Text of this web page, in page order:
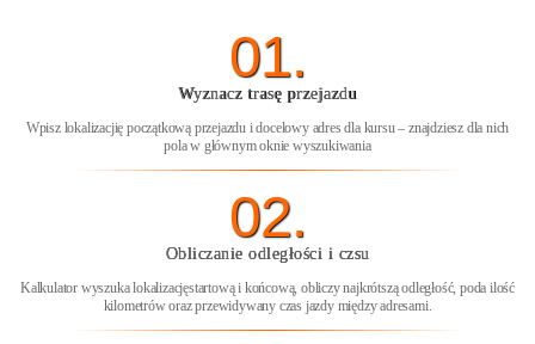
01.
Wyznacz trasę przejazdu
Wpisz lokalizacjię początkową przejazdu i docelowy adres dla kursu – znajdziesz dla nich
pola w głównym oknie wyszukiwania
02.
Obliczanie odległości i czsu
Kalkulator wyszuka lokalizacjęstartową i końcową, obliczy najkrótszą odległość, poda ilość
kilometrów oraz przewidywany czas jazdy między adresami.